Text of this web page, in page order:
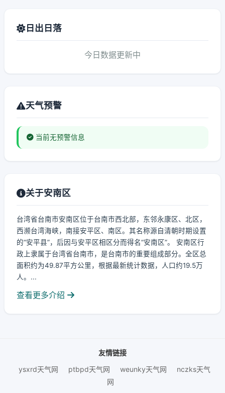
日出日落
今日数据更新中
天气预警
当前无预警信息
关于安南区
台湾省台南市安南区位于台南市西北部，东邻永康区、北区，
西濒台湾海峡，南接安平区、南区。其名称源自清朝时期设置
的“安平县”，后因与安平区相区分而得名“安南区”。 安南区行
政上隶属于台湾省台南市，是台南市的重要组成部分。全区总
面积约为49.87平方公里，根据最新统计数据，人口约19.5万
人。...
查看更多介绍
友情链接
ysxrd天气网
ptbpd天气网 weunky天气网
nczks天气
网